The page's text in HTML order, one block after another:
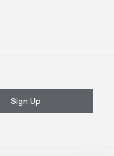
Sign Up